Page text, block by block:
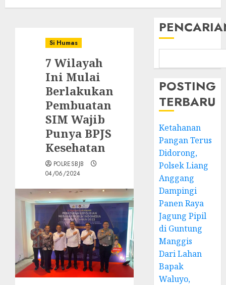
Si Humas
7 Wilayah
Ini Mulai
Berlakukan
Pembuatan
SIM Wajib
Punya BPJS
Kesehatan
POLRESBJB
04/06/2024
POSTING
TERBARU
Ketahanan
Pangan Terus
Didorong,
Polsek Liang
Anggang
Dampingi
Panen Raya
Jagung Pipil
di Guntung
Manggis
Dari Lahan
Bapak
Waluyo,